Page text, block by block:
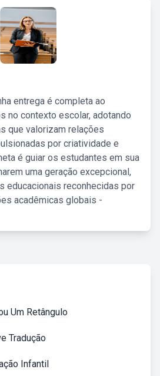
entrega é completa ao
no contexto escolar, adotando
que valorizam relações
por criatividade e
é guiar os estudantes em sua
uma geração excepcional,
educacionais reconhecidas por
acadêmicas globais -
Um Retângulo
Tradução
Infantil